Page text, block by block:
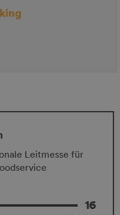
Leitmesse für
16